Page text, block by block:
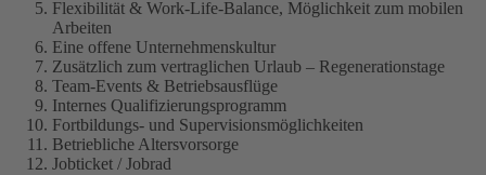
Flexibilität & Work-Life-Balance, Möglichkeit zum mobilen
Arbeiten
Eine offene Unternehmenskultur
Zusätzlich zum vertraglichen Urlaub – Regenerationstage
Team-Events & Betriebsausflüge
Internes Qualifizierungsprogramm
Fortbildungs- und Supervisionsmöglichkeiten
Betriebliche Altersvorsorge
Jobticket / Jobrad